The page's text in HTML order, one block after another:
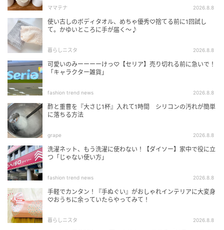
ママテナ 2026.8.8
使い古しのボディタオル、めちゃ優秀♡捨てる前に1回試し
て。かゆいところに手が届く～♪
暮らしニスタ 2026.8.8
可愛いのみーーーーけっ♡【セリア】売り切れる前に急いで！
「キャラクター雑貨」
fashion trend news 2026.8.8
酢と重曹を『大さじ1杯』入れて1時間 シリコンの汚れが簡単
に落ちる方法
grape 2026.8.8
洗濯ネット、もう洗濯に使わない！【ダイソー】家中で役に立
つ「じゃない使い方」
fashion trend news 2026.8.8
手軽でカンタン！『手ぬぐい』がおしゃれインテリアに大変身
♡おうちに余っていたらやってみて！
暮らしニスタ 2026.8.8